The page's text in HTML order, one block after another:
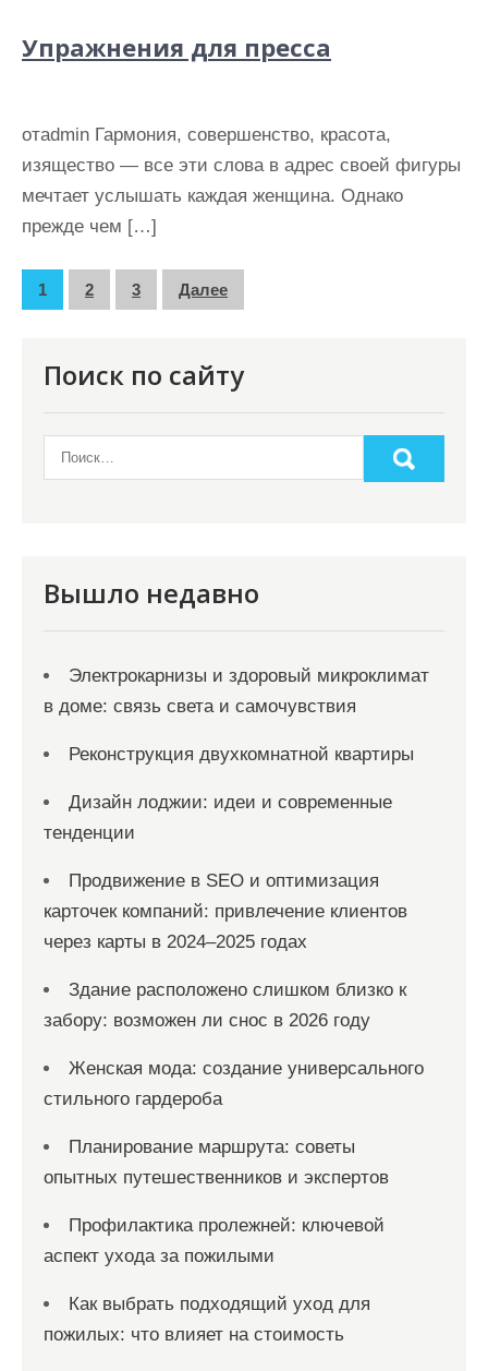
Упражнения для пресса
отadmin Гармония, совершенство, красота,
изящество — все эти слова в адрес своей фигуры
мечтает услышать каждая женщина. Однако
прежде чем […]
П
1 2 3 Далее
Поиск по сайту
Вышло недавно
Электрокарнизы и здоровый микроклимат
в доме: связь света и самочувствия
Реконструкция двухкомнатной квартиры
Дизайн лоджии: идеи и современные
тенденции
Продвижение в SEO и оптимизация
карточек компаний: привлечение клиентов
через карты в 2024–2025 годах
Здание расположено слишком близко к
забору: возможен ли снос в 2026 году
Женская мода: создание универсального
стильного гардероба
Планирование маршрута: советы
опытных путешественников и экспертов
Профилактика пролежней: ключевой
аспект ухода за пожилыми
Как выбрать подходящий уход для
пожилых: что влияет на стоимость